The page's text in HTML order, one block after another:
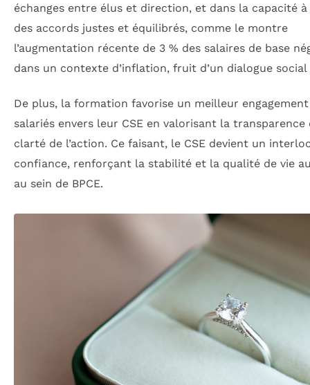
échanges entre élus et direction, et dans la capacité à
des accords justes et équilibrés, comme le montre
l’augmentation récente de 3 % des salaires de base
dans un contexte d’inflation, fruit d’un dialogue
De plus, la formation favorise un meilleur
salariés envers leur CSE en valorisant la transparence
clarté de l’action. Ce faisant, le CSE devient un
confiance, renforçant la stabilité et la qualité de vie
au sein de BPCE.